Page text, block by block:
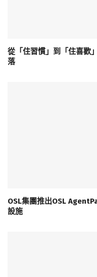
從「住習慣」到「住喜歡
落
OSL集團推出OSL
設施